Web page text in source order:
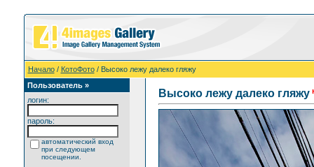
Начало/ КотоФото/ Высоко лежу далеко гляжу
Пользователь »
логин:
пароль:
автоматический вход
при следующем
посещении.
Высоко лежу далеко гляжу